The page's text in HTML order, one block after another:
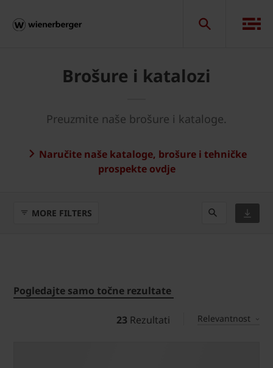
Brošure i katalozi
Preuzmite naše brošure i kataloge.
Naručite naše kataloge, brošure i tehničke
prospekte ovdje
MORE FILTERS
Pogledajte samo točne rezultate
23 Rezultati Relevantnost